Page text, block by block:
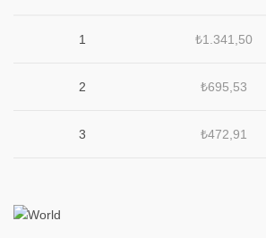
1 ₺1.341,50
2 ₺695,53
3 ₺472,91